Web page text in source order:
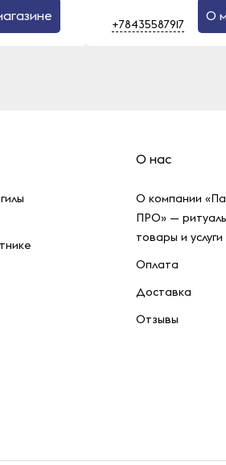
+78435587917
О
О нас
О компании
ПРО» —
товары и услуги
Оплата
Доставка
Отзывы